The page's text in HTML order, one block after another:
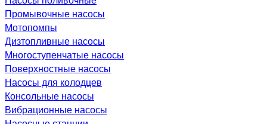
Промывочные насосы
Мотопомпы
Дизтопливные насосы
Многоступенчатые насосы
Поверхностные насосы
Насосы для колодцев
Консольные насосы
Вибрационные насосы